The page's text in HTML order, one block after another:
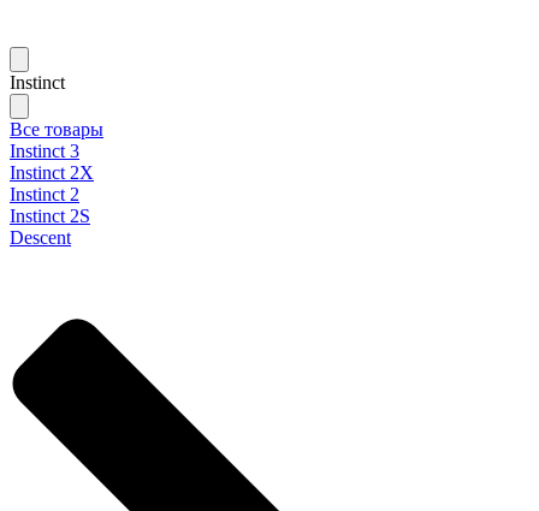
Instinct
Все товары
Instinct 3
Instinct 2X
Instinct 2
Instinct 2S
Descent